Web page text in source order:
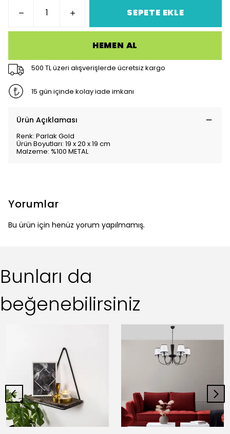
SEPETE EKLE
HEMEN AL
500 TL üzeri alışverişlerde ücretsiz kargo
15 gün içinde kolay iade imkanı
Ürün Açıklaması
Renk: Parlak Gold
Ürün Boyutları: 19 x 20 x 19 cm
Malzeme: %100 METAL
Yorumlar
Bu ürün için henüz yorum yapılmamış.
Bunları da
beğenebilirsiniz